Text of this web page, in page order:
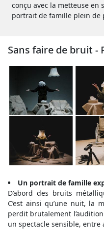
conçu avec la metteuse en
portrait de famille plein de
Sans faire de bruit -
Un portrait de famille
D’abord des bruits
C’est ainsi qu’une nuit, la
perdit brutalement
un spectacle sensible,